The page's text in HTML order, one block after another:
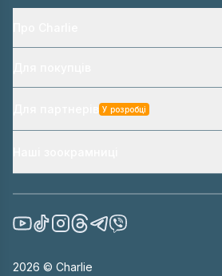
У розробці
2026 © Charlie